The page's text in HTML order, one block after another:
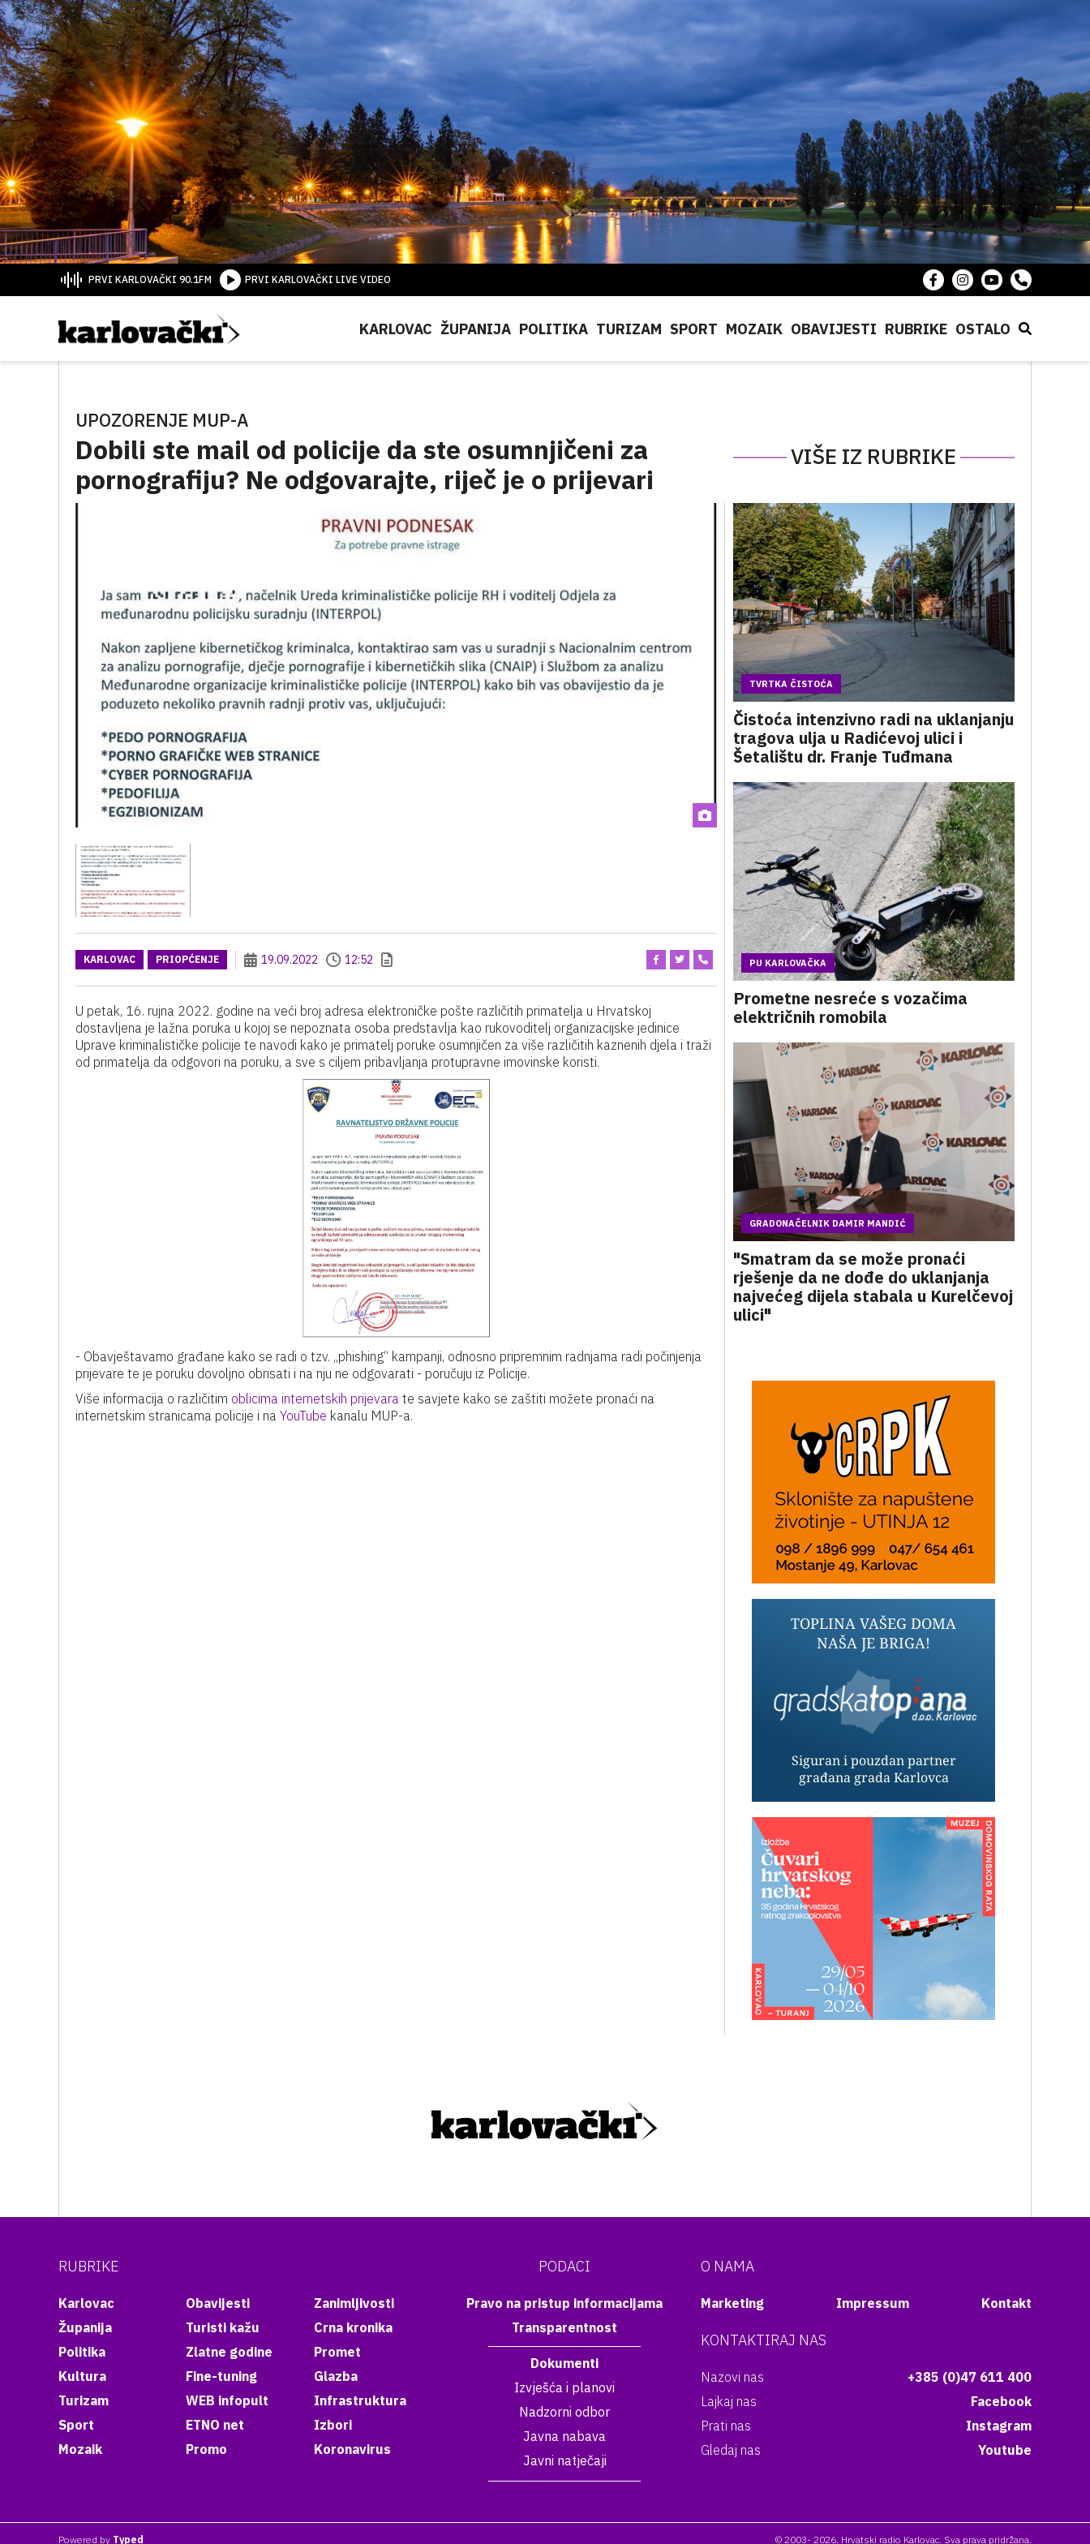
PRVI KARLOVAČKI 90.1FM PRVI KARLOVAČKI LIVE VIDEO
KARLOVAC ŽUPANIJA POLITIKA TURIZAM SPORT MOZAIK OBAVIJESTI RUBRIKE OSTALO
UPOZORENJE MUP-A
Dobili ste mail od policije da ste osumnjičeni za
pornografiju? Ne odgovarajte, riječ je o prijevari
VIŠE IZ RUBRIKE
KARLOVAC PRIOPĆENJE 19.09.2022 12:52
U petak, 16. rujna 2022. godine na veći broj adresa elektroničke pošte različitih primatelja u Hrvatskoj
dostavljena je lažna poruka u kojoj se nepoznata osoba predstavlja kao rukovoditelj organizacijske jedinice
Uprave kriminalističke policije te navodi kako je primatelj poruke osumnjičen za više različitih kaznenih djela i traži
od primatelja da odgovori na poruku, a sve s ciljem pribavljanja protupravne imovinske koristi.
- Obavještavamo građane kako se radi o tzv. „phishing“ kampanji, odnosno pripremnim radnjama radi počinjenja
prijevare te je poruku dovoljno obrisati i na nju ne odgovarati - poručuju iz Policije.
Više informacija o različitim oblicima internetskih prijevara te savjete kako se zaštiti možete pronaći na
internetskim stranicama policije i na YouTube kanalu MUP-a.
TVRTKA ČISTOĆA
Čistoća intenzivno radi na uklanjanju
tragova ulja u Radićevoj ulici i
Šetalištu dr. Franje Tuđmana
PU KARLOVAČKA
Prometne nesreće s vozačima
električnih romobila
GRADONAČELNIK DAMIR MANDIĆ
"Smatram da se može pronaći
rješenje da ne dođe do uklanjanja
najvećeg dijela stabala u Kurelčevoj
ulici"
RUBRIKE
Karlovac
Županija
Politika
Kultura
Turizam
Sport
Mozaik
Obavijesti
Turisti kažu
Zlatne godine
Fine-tuning
WEB infopult
ETNO net
Promo
Zanimljivosti
Crna kronika
Promet
Glazba
Infrastruktura
Izbori
Koronavirus
PODACI
Pravo na pristup informacijama
Transparentnost
Dokumenti
Izvješća i planovi
Nadzorni odbor
Javna nabava
Javni natječaji
O NAMA
Marketing Impressum Kontakt
KONTAKTIRAJ NAS
Nazovi nas
+385 (0)47 611 400
Lajkaj nas
Facebook
Prati nas
Instagram
Gledaj nas
Youtube
Powered by Typed © 2003- 2026. Hrvatski radio Karlovac. Sva prava pridržana.